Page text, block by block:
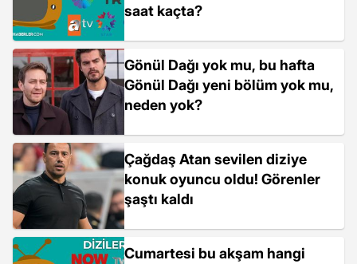
saat kaçta?
Gönül Dağı yok mu, bu hafta
Gönül Dağı yeni bölüm yok mu,
neden yok?
Çağdaş Atan sevilen diziye
konuk oyuncu oldu! Görenler
şaştı kaldı
Cumartesi bu akşam hangi